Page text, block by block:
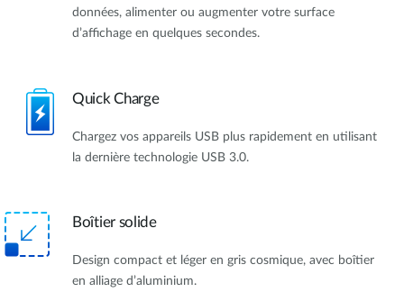
données, alimenter ou augmenter votre surface
d’affichage en quelques secondes.
Quick Charge
Chargez vos appareils USB plus rapidement en utilisant
la dernière technologie USB 3.0.
Boîtier solide
Design compact et léger en gris cosmique, avec boîtier
en alliage d’aluminium.